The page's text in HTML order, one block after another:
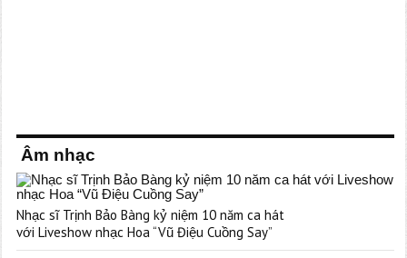
Âm nhạc
Nhạc sĩ Trịnh Bảo Bàng kỷ niệm 10 năm ca hát
với Liveshow nhạc Hoa “Vũ Điệu Cuồng Say”